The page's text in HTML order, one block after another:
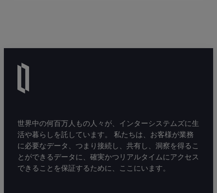
世界中の何百万人もの人々が、インターシステムズに生
活や暮らしを託しています。 私たちは、お客様が業務
に必要なデータ、つまり接続し、共有し、洞察を得るこ
とができるデータに、確実かつリアルタイムにアクセス
できることを保証するために、ここにいます。